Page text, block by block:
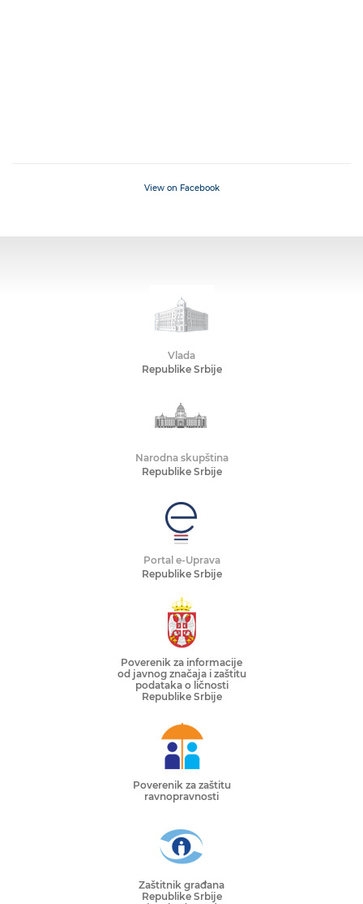
View on Facebook
Vlada
Republike Srbije
Narodna skupština
Republike Srbije
Portal e-Uprava
Republike Srbije
Poverenik za informacije
od javnog značaja i zaštitu
podataka o ličnosti
Republike Srbije
Poverenik za zaštitu
ravnopravnosti
Zaštitnik građana
Republike Srbije